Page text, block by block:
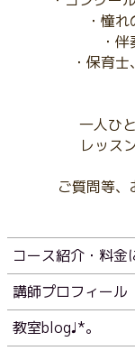
・憧
・
・保育
一人ひ
レッス
ご質問等、
コース紹介・料金
講師プロフィール
教室blog♩*。